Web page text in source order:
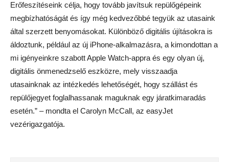
Erőfeszítéseink célja, hogy tovább javítsuk repülőgépeink
megbízhatóságát és így még kedvezőbbé tegyük az utasaink
által szerzett benyomásokat. Különböző digitális újításokra is
áldoztunk, például az új iPhone-alkalmazásra, a kimondottan a
mi igényeinkre szabott Apple Watch-appra és egy olyan új,
digitális önmenedzselő eszközre, mely visszaadja
utasainknak az intézkedés lehetőségét, hogy szállást és
repülőjegyet foglalhassanak maguknak egy járatkimaradás
esetén.” – mondta el Carolyn McCall, az easyJet
vezérigazgatója.